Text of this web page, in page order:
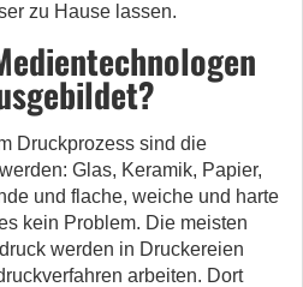
zu Hause lassen.
Druckprozess sind die
Glas, Keramik, Papier,
und flache, weiche und harte
kein Problem. Die meisten
werden in Druckereien
arbeiten. Dort